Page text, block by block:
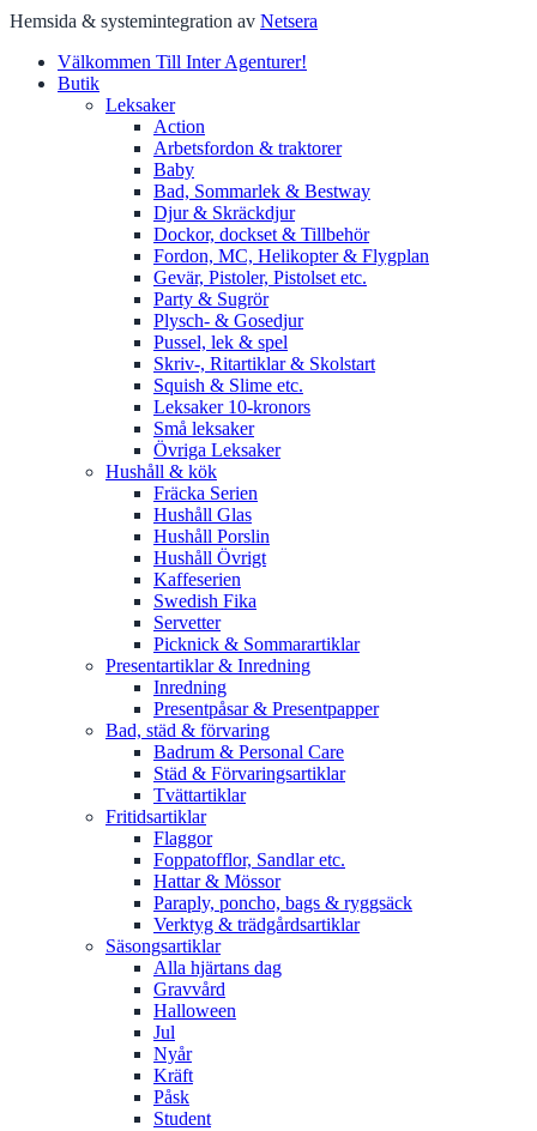
Hemsida & systemintegration av Netsera
Välkommen Till Inter Agenturer!
Butik
Leksaker
Action
Arbetsfordon & traktorer
Baby
Bad, Sommarlek & Bestway
Djur & Skräckdjur
Dockor, dockset & Tillbehör
Fordon, MC, Helikopter & Flygplan
Gevär, Pistoler, Pistolset etc.
Party & Sugrör
Plysch- & Gosedjur
Pussel, lek & spel
Skriv-, Ritartiklar & Skolstart
Squish & Slime etc.
Leksaker 10-kronors
Små leksaker
Övriga Leksaker
Hushåll & kök
Fräcka Serien
Hushåll Glas
Hushåll Porslin
Hushåll Övrigt
Kaffeserien
Swedish Fika
Servetter
Picknick & Sommarartiklar
Presentartiklar & Inredning
Inredning
Presentpåsar & Presentpapper
Bad, städ & förvaring
Badrum & Personal Care
Städ & Förvaringsartiklar
Tvättartiklar
Fritidsartiklar
Flaggor
Foppatofflor, Sandlar etc.
Hattar & Mössor
Paraply, poncho, bags & ryggsäck
Verktyg & trädgårdsartiklar
Säsongsartiklar
Alla hjärtans dag
Gravvård
Halloween
Jul
Nyår
Kräft
Påsk
Student